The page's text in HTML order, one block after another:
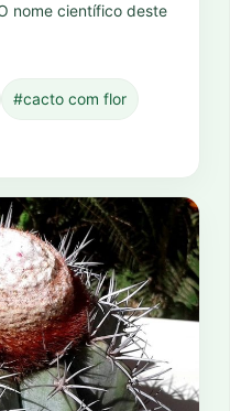
nome científico deste
#cacto com flor